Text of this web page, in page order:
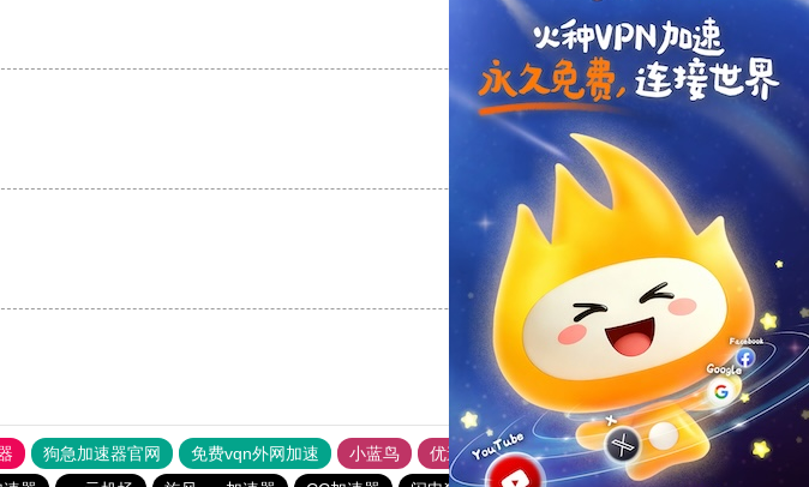
支持[0] 反对
支持
支持 反对 [0]
狗急加速器官网 免费vqn外网加速 小蓝鸟 优途加速器官网 风驰加速器
旋风加速器